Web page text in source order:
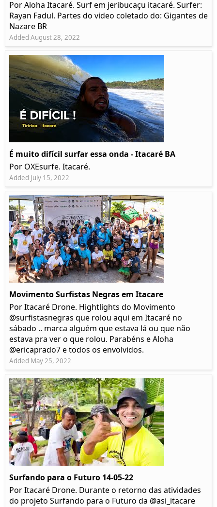
Por Aloha Itacaré. Surf em jeribucaçu itacaré. Surfer:
Rayan Fadul. Partes do video coletado do: Gigantes de
Nazare BR
Added August 28, 2022
É muito difícil surfar essa onda - Itacaré BA
Por OXEsurfe. Itacaré.
Added July 15, 2022
Movimento Surfistas Negras em Itacare
Por Itacaré Drone. Hightlights do Movimento
@surfistasnegras que rolou aqui em Itacaré no
sábado .. marca alguém que estava lá ou que não
estava pra ver o que rolou. Parabéns e Aloha
@ericaprado7 e todos os envolvidos.
Added May 25, 2022
Surfando para o Futuro 14-05-22
Por Itacaré Drone. Durante o retorno das atividades
do projeto Surfando para o Futuro da @asi_itacare